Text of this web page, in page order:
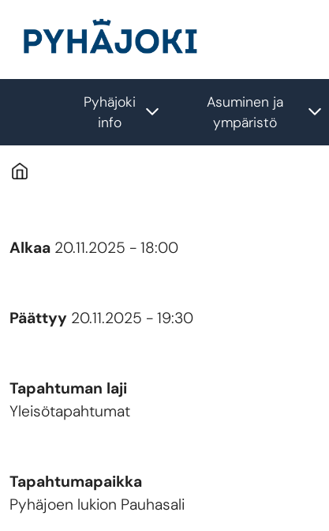
Pyhäjoki
info
Toggle submenu
Asuminen ja
ympäristö
Alkaa 20.11.2025 - 18:00
Päättyy 20.11.2025 - 19:30
Tapahtuman laji
Yleisötapahtumat
Tapahtumapaikka
Pyhäjoen lukion Pauhasali